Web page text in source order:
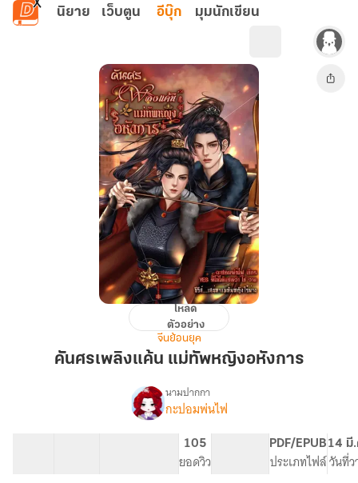
ข้ามไปยังเนื้อหาหลัก
นิยาย เว็บตูน อีบุ๊ก มุมนักเขียน
เพลิง
แม่ทัพ
โหลด
ตัวอย่าง
จีนย้อนยุค
คันศรเพลิงแค้น แม่ทัพหญิงอหังการ
เรื่อง
ศร
เพลิง
แค้น
นามปากกา
กะปอมพ่นไฟ
105
ยอดวิว
PDF/EPUB
ประเภทไฟล์
14 มี
วันที่ว